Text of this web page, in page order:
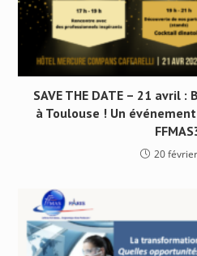
SAVE THE DATE – 21 avril :
à Toulouse ! Un
20